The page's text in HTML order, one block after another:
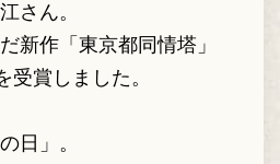
さん。
新作「東京都同情塔」
受賞しました。
日」。